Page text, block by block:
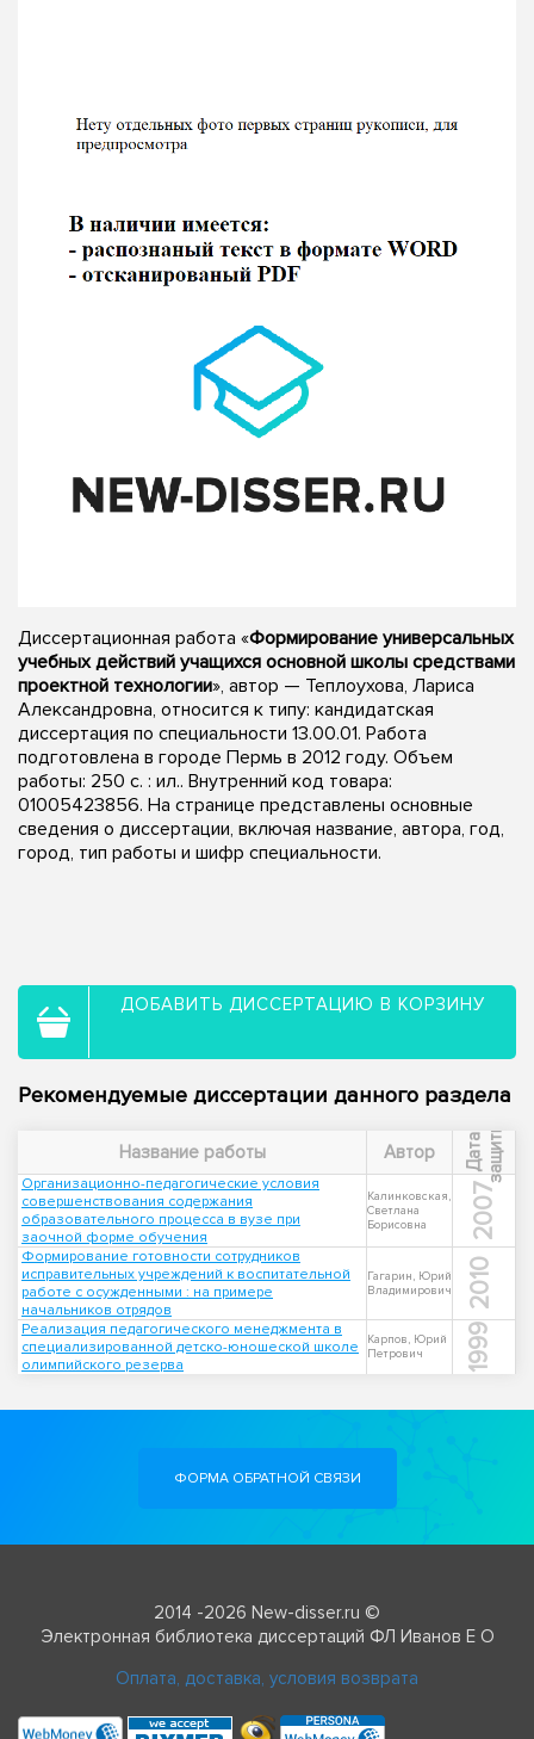
Диссертационная работа «Формирование универсальных
учебных действий учащихся основной школы средствами
проектной технологии», автор — Теплоухова, Лариса
Александровна, относится к типу: кандидатская
диссертация по специальности 13.00.01. Работа
подготовлена в городе Пермь в 2012 году. Объем
работы: 250 с. : ил.. Внутренний код товара:
01005423856. На странице представлены основные
сведения о диссертации, включая название, автора, год,
город, тип работы и шифр специальности.
ДОБАВИТЬ ДИССЕРТАЦИЮ В КОРЗИНУ
Рекомендуемые диссертации данного раздела
Название работы Автор Д
а
т
а
з
а
щ
и
т ы
Организационно-педагогические условия
совершенствования содержания
образовательного процесса в вузе при
заочной форме обучения
Калинковская,
Светлана
Борисовна
2007
Формирование готовности сотрудников
исправительных учреждений к воспитательной
работе с осужденными : на примере
начальников отрядов
Гагарин, Юрий
Владимирович
2010
Реализация педагогического менеджмента в
специализированной детско-юношеской школе
олимпийского резерва
Карпов, Юрий
Петрович
1999
ФОРМА ОБРАТНОЙ СВЯЗИ
2014 -2026 New-disser.ru ©
Электронная библиотека диссертаций ФЛ Иванов Е О
Оплата, доставка, условия возврата